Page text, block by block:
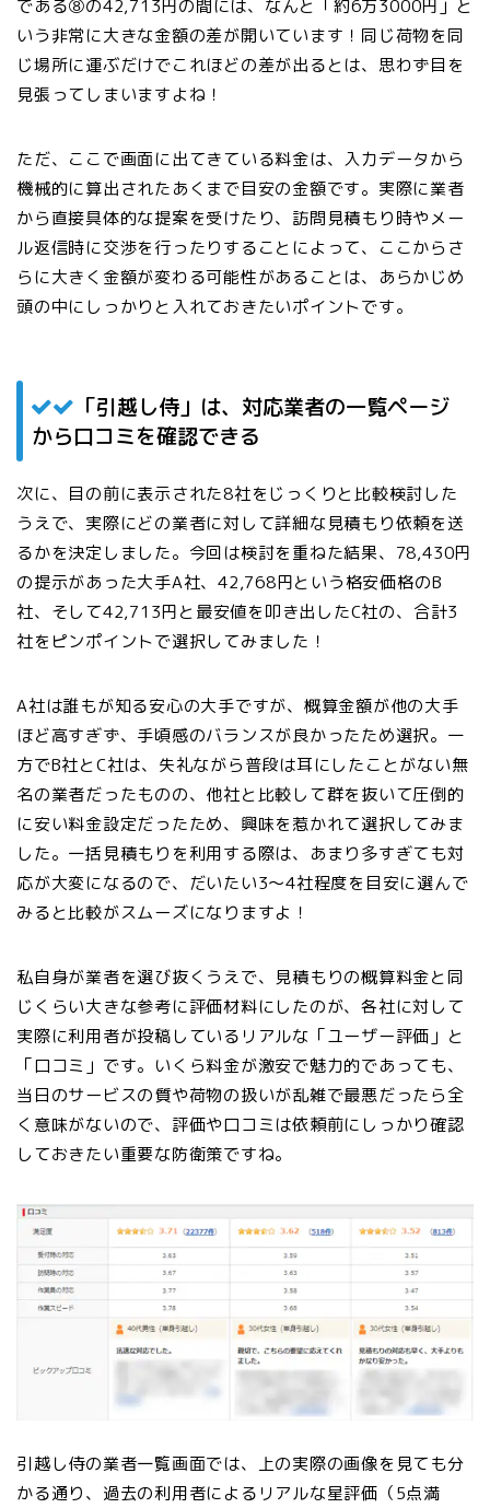
である⑧の42,713円の間には、なんと「約6万3000円」と
いう非常に大きな金額の差が開いています！ 同じ荷物を同
じ場所に運ぶだけでこれほどの差が出るとは、思わず目を
見張ってしまいますよね！
ただ、ここで画面に出てきている料金は、入力データから
機械的に算出されたあくまで目安の金額です。実際に業者
から直接具体的な提案を受けたり、訪問見積もり時やメー
ル返信時に交渉を行ったりすることによって、ここからさ
らに大きく金額が変わる可能性があることは、あらかじめ
頭の中にしっかりと入れておきたいポイントです。
「引越し侍」は、対応業者の一覧ページ
から口コミを確認できる
次に、目の前に表示された8社をじっくりと比較検討した
うえで、実際にどの業者に対して詳細な見積もり依頼を送
るかを決定しました。今回は検討を重ねた結果、78,430円
の提示があった大手A社、42,768円という格安価格のB
社、そして42,713円と最安値を叩き出したC社の、合計3
社をピンポイントで選択してみました！
A社は誰もが知る安心の大手ですが、概算金額が他の大手
ほど高すぎず、手頃感のバランスが良かったため選択。一
方でB社とC社は、失礼ながら普段は耳にしたことがない無
名の業者だったものの、他社と比較して群を抜いて圧倒的
に安い料金設定だったため、興味を惹かれて選択してみま
した。一括見積もりを利用する際は、あまり多すぎても対
応が大変になるので、だいたい3～4社程度を目安に選んで
みると比較がスムーズになりますよ！
私自身が業者を選び抜くうえで、見積もりの概算料金と同
じくらい大きな参考に評価材料にしたのが、各社に対して
実際に利用者が投稿しているリアルな「ユーザー評価」と
「口コミ」です。いくら料金が激安で魅力的であっても、
当日のサービスの質や荷物の扱いが乱雑で最悪だったら全
く意味がないので、評価や口コミは依頼前にしっかり確認
しておきたい重要な防衛策ですね。
引越し侍の業者一覧画面では、上の実際の画像を見ても分
かる通り、過去の利用者によるリアルな星評価（5点満